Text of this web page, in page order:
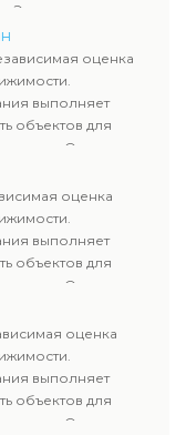
Эксперты
и
для
оценка
выполняет
объектов для
Оценка
и
компаний по
оценка
выполняет
объектов для
Оценка
и
компаний по
оценка
выполняет
объектов для
Оценка